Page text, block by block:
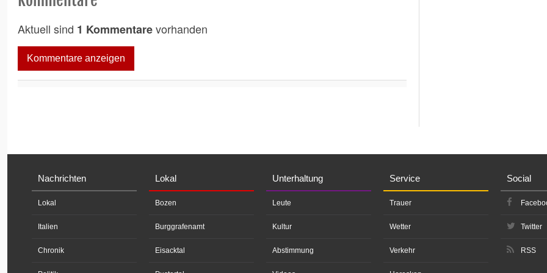
Aktuell sind 1 Kommentarevorhanden
Kommentare anzeigen
Nachrichten
Lokal
Italien
Chronik
Lokal
Bozen
Burggrafenamt
Eisacktal
Unterhaltung
Leute
Kultur
Abstimmung
Service
Trauer
Wetter
Verkehr
Social
Twitter
RSS